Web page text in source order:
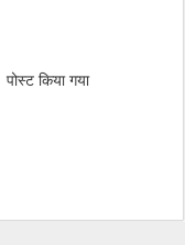
पोस्ट किया गया